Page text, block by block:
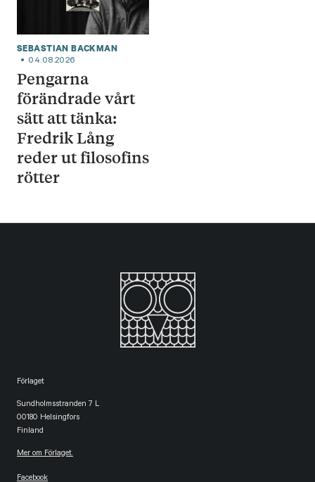
SEBASTIAN BACKMAN
04.08.2026
Pengarna
förändrade vårt
sätt att tänka:
Fredrik Lång
reder ut filosofins
rötter
Förlaget
Sundholmsstranden 7 L
00180 Helsingfors
Finland
Mer om Förlaget.
Facebook